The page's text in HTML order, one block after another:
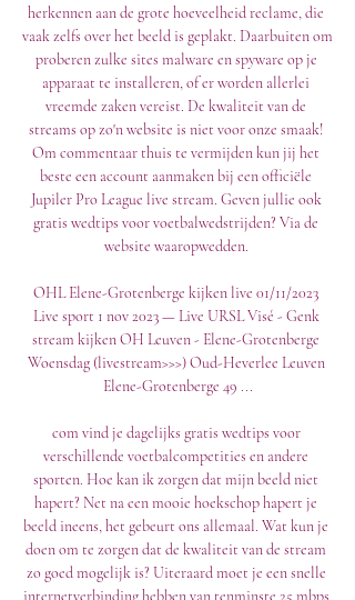
herkennen aan de grote hoeveelheid reclame, die
vaak zelfs over het beeld is geplakt. Daarbuiten om
proberen zulke sites malware en spyware op je
apparaat te installeren, of er worden allerlei
vreemde zaken vereist. De kwaliteit van de
streams op zo'n website is niet voor onze smaak!
Om commentaar thuis te vermijden kun jij het
beste een account aanmaken bij een officiële
Jupiler Pro League live stream. Geven jullie ook
gratis wedtips voor voetbalwedstrijden? Via de
website waaropwedden.
OHL Elene-Grotenberge kijken live 01/11/2023
Live sport 1 nov 2023 — Live URSL Visé - Genk
stream kijken OH Leuven - Elene-Grotenberge
Woensdag (livestream>>>) Oud-Heverlee Leuven
Elene-Grotenberge 49 ...
com vind je dagelijks gratis wedtips voor
verschillende voetbalcompetities en andere
sporten. Hoe kan ik zorgen dat mijn beeld niet
hapert? Net na een mooie hoekschop hapert je
beeld ineens, het gebeurt ons allemaal. Wat kun je
doen om te zorgen dat de kwaliteit van de stream
zo goed mogelijk is? Uiteraard moet je een snelle
internetverbinding hebben van tenminste 25 mbps